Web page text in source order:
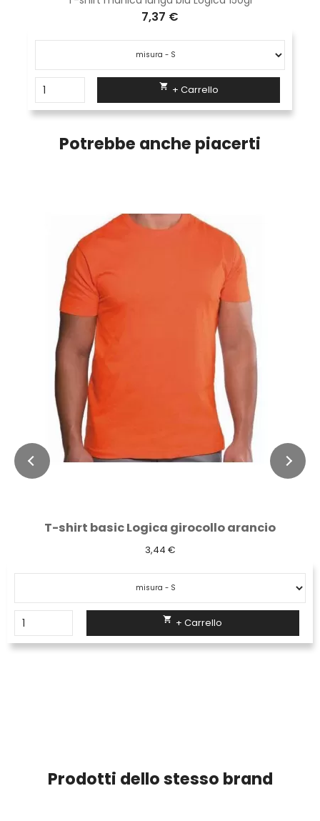
7,37 €
 + Carrello
Potrebbe anche piacerti
T-shirt basic Logica girocollo arancio
3,44 €
 + Carrello
Prodotti dello stesso brand